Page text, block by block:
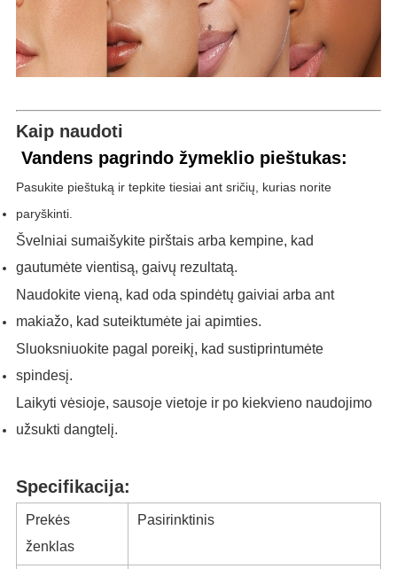
Kaip naudoti
Vandens pagrindo žymeklio pieštukas:
Pasukite pieštuką ir tepkite tiesiai ant sričių, kurias norite
paryškinti.
Švelniai sumaišykite pirštais arba kempine, kad
gautumėte vientisą, gaivų rezultatą.
Naudokite vieną, kad oda spindėtų gaiviai arba ant
makiažo, kad suteiktumėte jai apimties.
Sluoksniuokite pagal poreikį, kad sustiprintumėte
spindesį.
Laikyti vėsioje, sausoje vietoje ir po kiekvieno naudojimo
užsukti dangtelį.
Specifikacija:
Prekės
ženklas
Pasirinktinis